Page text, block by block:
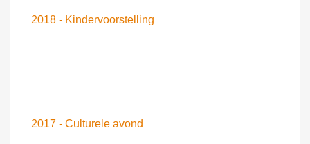
2018 - Kindervoorstelling
2017 - Culturele avond